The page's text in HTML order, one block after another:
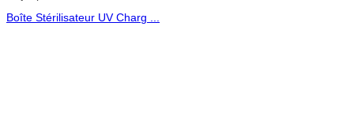
Boîte Stérilisateur UV Charg ...